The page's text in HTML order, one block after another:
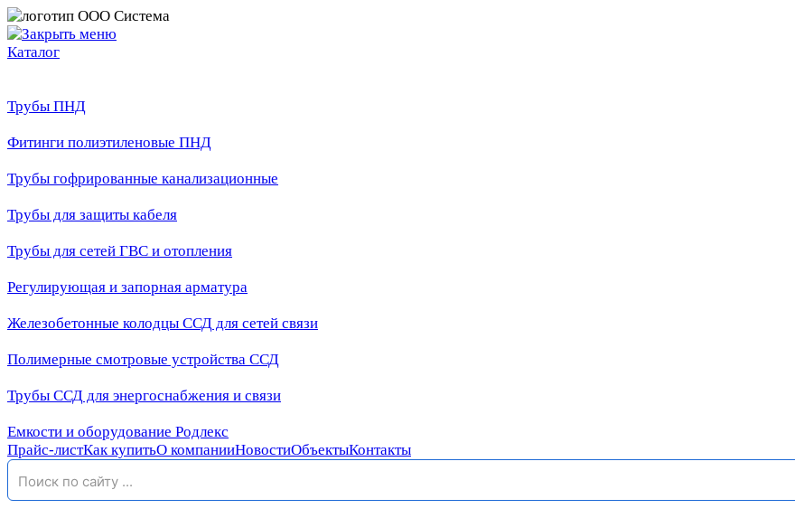
Каталог
Трубы ПНД
Фитинги полиэтиленовые ПНД
Трубы гофрированные канализационные
Трубы для защиты кабеля
Трубы для сетей ГВС и отопления
Регулирующая и запорная арматура
Железобетонные колодцы ССД для сетей связи
Полимерные смотровые устройства ССД
Трубы ССД для энергоснабжения и связи
Емкости и оборудование Родлекс
Прайс-листКак купитьО компанииНовостиОбъектыКонтакты